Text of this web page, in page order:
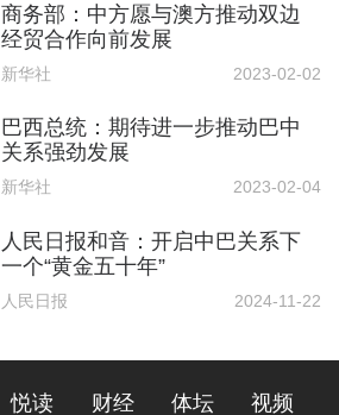
商务部：中方愿与澳方推动双边
经贸合作向前发展
新华社 2023-02-02
巴西总统：期待进一步推动巴中
关系强劲发展
新华社 2023-02-04
人民日报和音：开启中巴关系下
一个“黄金五十年”
人民日报 2024-11-22
悦读 财经 体坛 视频